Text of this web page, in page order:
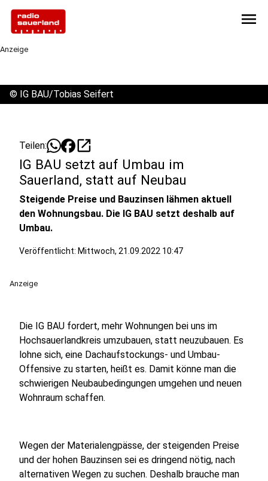
menu
Anzeige
© IG BAU/Tobias Seifert
Teilen: open_in_new
IG BAU setzt auf Umbau im
Sauerland, statt auf Neubau
Steigende Preise und Bauzinsen lähmen aktuell
den Wohnungsbau. Die IG BAU setzt deshalb auf
Umbau.
Veröffentlicht: Mittwoch, 21.09.2022 10:47
Anzeige
Die IG BAU fordert, mehr Wohnungen bei uns im
Hochsauerlandkreis umzubauen, statt neuzubauen. Es
lohne sich, eine Dachaufstockungs- und Umbau-
Offensive zu starten, heißt es. Damit könne man die
schwierigen Neubaubedingungen umgehen und neuen
Wohnraum schaffen.
Wegen der Materialengpässe, der steigenden Preise
und der hohen Bauzinsen sei es dringend nötig, nach
alternativen Wegen zu suchen. Deshalb brauche man